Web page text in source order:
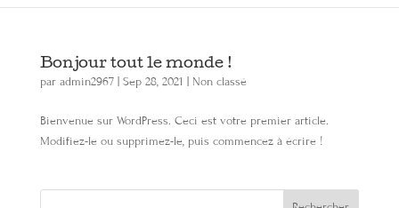
Bonjour tout le monde !
par admin2967| Sep 28, 2021 Non classé
Bienvenue sur WordPress. Ceci est votre premier article.
Modifiez-le ou supprimez-le, puis commencez à écrire !